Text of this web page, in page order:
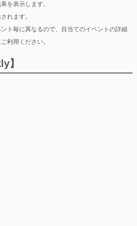
を表示します。
れます。
ト毎に異なるので、目当てのイベントの詳細
利用ください。
】